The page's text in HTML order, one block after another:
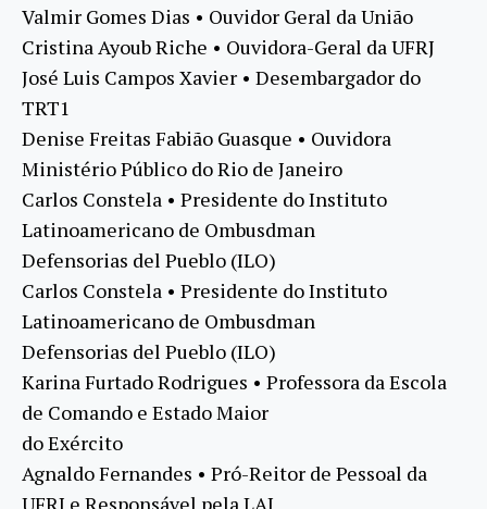
Valmir Gomes Dias • Ouvidor Geral da União
Cristina Ayoub Riche • Ouvidora-Geral da UFRJ
José Luis Campos Xavier • Desembargador do
TRT1
Denise Freitas Fabião Guasque • Ouvidora
Ministério Público do Rio de Janeiro
Carlos Constela • Presidente do Instituto
Latinoamericano de Ombusdman
Defensorias del Pueblo (ILO)
Carlos Constela • Presidente do Instituto
Latinoamericano de Ombusdman
Defensorias del Pueblo (ILO)
Karina Furtado Rodrigues • Professora da Escola
de Comando e Estado Maior
do Exército
Agnaldo Fernandes • Pró-Reitor de Pessoal da
UFRJ e Responsável pela LAI